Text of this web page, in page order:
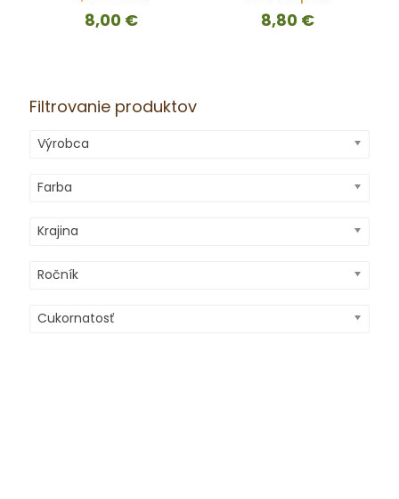
8,00 € 8,80 €
Filtrovanie produktov
Výrobca
Farba
Krajina
Ročník
Cukornatosť